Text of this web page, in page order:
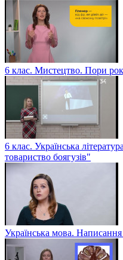
6 клас. Мистецтво. Пори
6 клас. Українська
товариство боягузів"
Українська мова.